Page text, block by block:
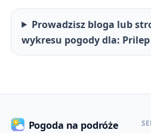
Prowadzisz bloga lub
wykresu pogody dla:
Pogoda na podróże